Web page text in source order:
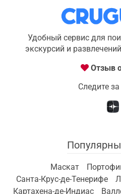
Удобный сервис для
экскурсий и
Отзыв
Следите
Маскат
Санта-Крус-де-Тенерифе
Картахена-де-Индиас